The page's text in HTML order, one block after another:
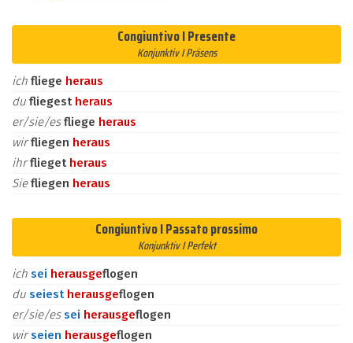
Congiuntivo I Presente
Konjunktiv I Präsens
ich fliege heraus
du fliegest heraus
er/sie/esfliege heraus
wirfliegen heraus
ihrflieget heraus
Siefliegen heraus
Congiuntivo I Passato prossimo
Konjunktiv I Perfekt
ich sei herausgeflogen
du seiest herausgeflogen
er/sie/essei herausgeflogen
wirseien herausgeflogen